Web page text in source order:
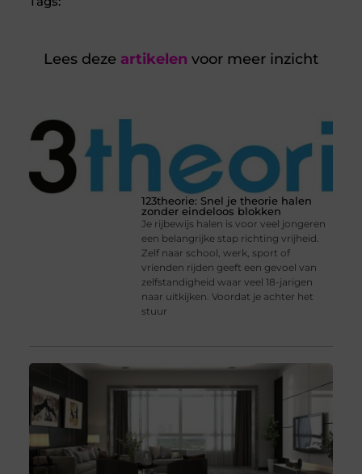
Lees deze artikelen voor meer inzicht
123theorie: Snel je theorie halen
zonder eindeloos blokken
Je rijbewijs halen is voor veel jongeren
een belangrijke stap richting vrijheid.
Zelf naar school, werk, sport of
vrienden rijden geeft een gevoel van
zelfstandigheid waar veel 18-jarigen
naar uitkijken. Voordat je achter het
stuur